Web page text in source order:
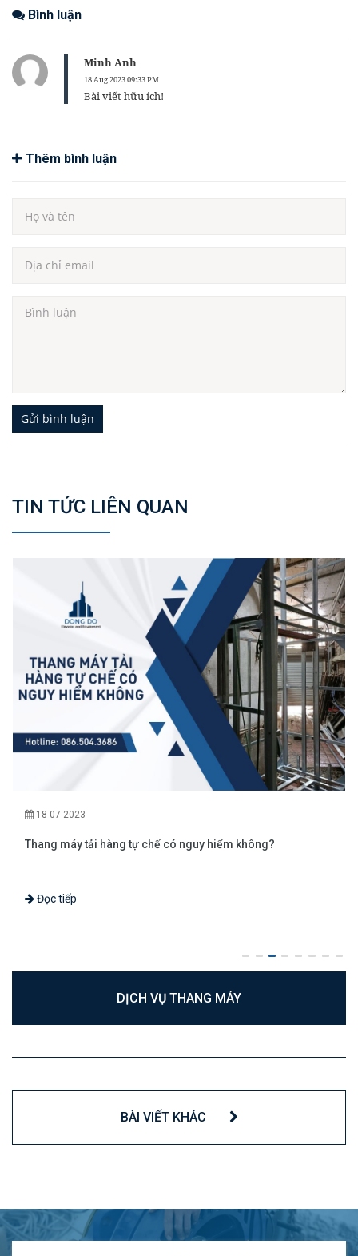
Bình luận
Minh Anh
18 Aug 2023 09:33 PM
Bài viết hữu ích!
Thêm bình luận
Gửi bình luận
TIN TỨC LIÊN QUAN
18-07-2023
Thang máy tải hàng tự chế có nguy hiểm không?
Đọc tiếp
DỊCH VỤ THANG MÁY
BÀI VIẾT KHÁC